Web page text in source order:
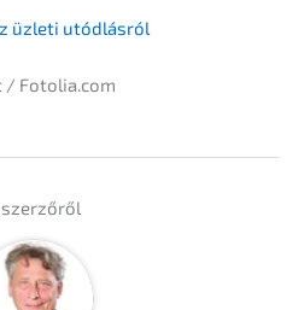
üzleti utódlásról
Fotolia.com
szerzőről